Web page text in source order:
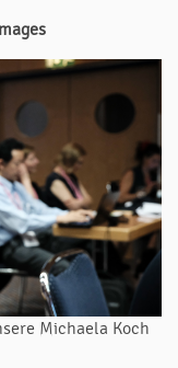
Michaela Koch